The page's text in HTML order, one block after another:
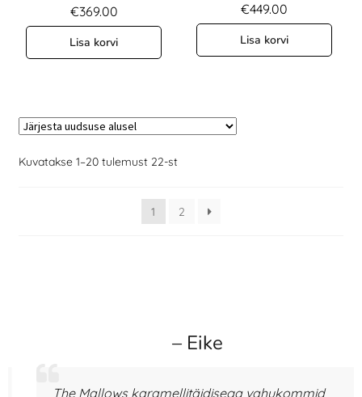
€369.00
Lisa korvi
€449.00
Lisa korvi
Kuvatakse 1–20 tulemust 22-st
1 2
– Eike
The Mallows karamellitäidisega vahukommid